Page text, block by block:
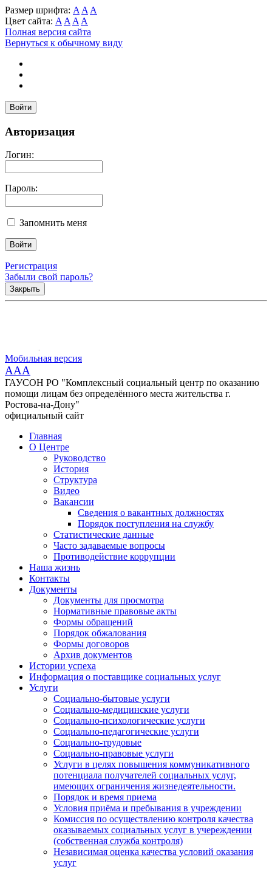
Размер шрифта: A A A
Цвет сайта: A A A A
Полная версия сайта
Вернуться к обычному виду
Войти
Авторизация
Логин:
Пароль:
Запомнить меня
Регистрация
Забыли свой пароль?
Закрыть
Мобильная версия
AAA
ГАУСОН РО "Комплексный социальный центр по оказанию
помощи лицам без определённого места жительства г.
Ростова-на-Дону"
официальный сайт
Главная
О Центре
Руководство
История
Структура
Видео
Вакансии
Сведения о вакантных должностях
Порядок поступления на службу
Статистические данные
Часто задаваемые вопросы
Противодействие коррупции
Наша жизнь
Контакты
Документы
Документы для просмотра
Нормативные правовые акты
Формы обращений
Порядок обжалования
Формы договоров
Архив документов
Истории успеха
Информация о поставщике социальных услуг
Услуги
Социально-бытовые услуги
Социально-медицинские услуги
Социально-психологические услуги
Социально-педагогические услуги
Социально-трудовые
Социально-правовые услуги
Услуги в целях повышения коммуникативного
потенциала получателей социальных услуг,
имеющих ограничения жизнедеятельности.
Порядок и время приема
Условия приёма и пребывания в учреждении
Комиссия по осуществлению контроля качества
оказываемых социальных услуг в учереждении
(собственная служба контроля)
Независимая оценка качества условий оказания
услуг